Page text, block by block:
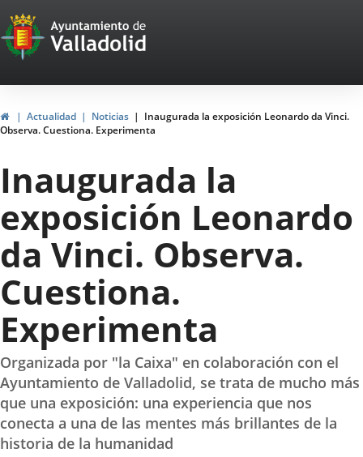
Portal
Web
del
Ayuntamiento
de
Valladolid
HomeActualidad Noticias
Inaugurada la exposición Leonardo da Vinci.
Observa. Cuestiona. Experimenta
Inaugurada la
exposición Leonardo
da Vinci. Observa.
Cuestiona.
Experimenta
Organizada por "la Caixa" en colaboración con el
Ayuntamiento de Valladolid, se trata de mucho más
que una exposición: una experiencia que nos
conecta a una de las mentes más brillantes de la
historia de la humanidad